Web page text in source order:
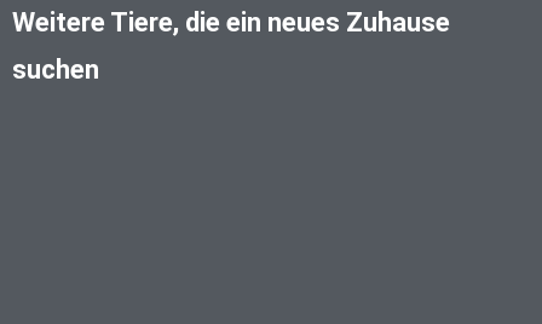
Weitere Tiere, die ein neues Zuhause
suchen